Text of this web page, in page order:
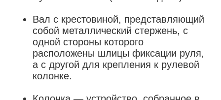
Вал с крестовиной, представляющий
собой металлический стержень, с
одной стороны которого
расположены шлицы фиксации руля,
а с другой для крепления к рулевой
колонке.